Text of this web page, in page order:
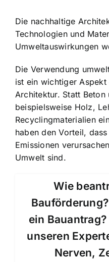
Die nachhaltige
Technologien und
Umweltauswirkungen
Die Verwendung
ist ein wichtiger
Architektur. Statt Beton
beispielsweise Holz,
Recyclingmaterialien
haben den Vorteil,
Emissionen
Umwelt sind.
Wie
ein
unseren
Nerven,